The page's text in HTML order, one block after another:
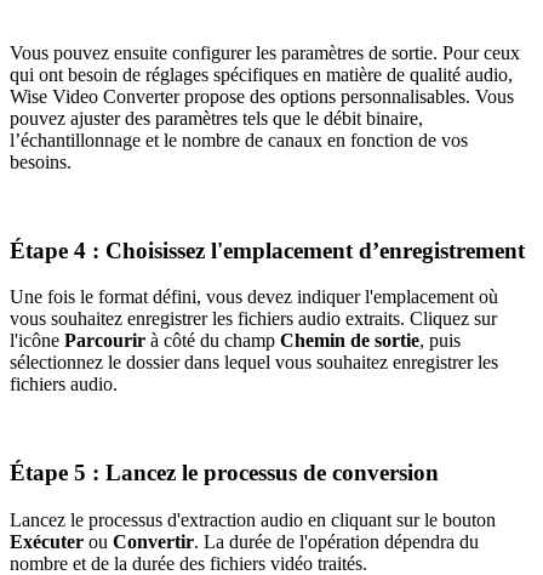
Vous pouvez ensuite configurer les paramètres de sortie. Pour ceux
qui ont besoin de réglages spécifiques en matière de qualité audio,
Wise Video Converter propose des options personnalisables. Vous
pouvez ajuster des paramètres tels que le débit binaire,
l’échantillonnage et le nombre de canaux en fonction de vos
besoins.
Étape 4 : Choisissez l'emplacement d’enregistrement
Une fois le format défini, vous devez indiquer l'emplacement où
vous souhaitez enregistrer les fichiers audio extraits. Cliquez sur
l'icône Parcourir à côté du champ Chemin de sortie, puis
sélectionnez le dossier dans lequel vous souhaitez enregistrer les
fichiers audio.
Étape 5 : Lancez le processus de conversion
Lancez le processus d'extraction audio en cliquant sur le bouton
Exécuter ou Convertir. La durée de l'opération dépendra du
nombre et de la durée des fichiers vidéo traités.